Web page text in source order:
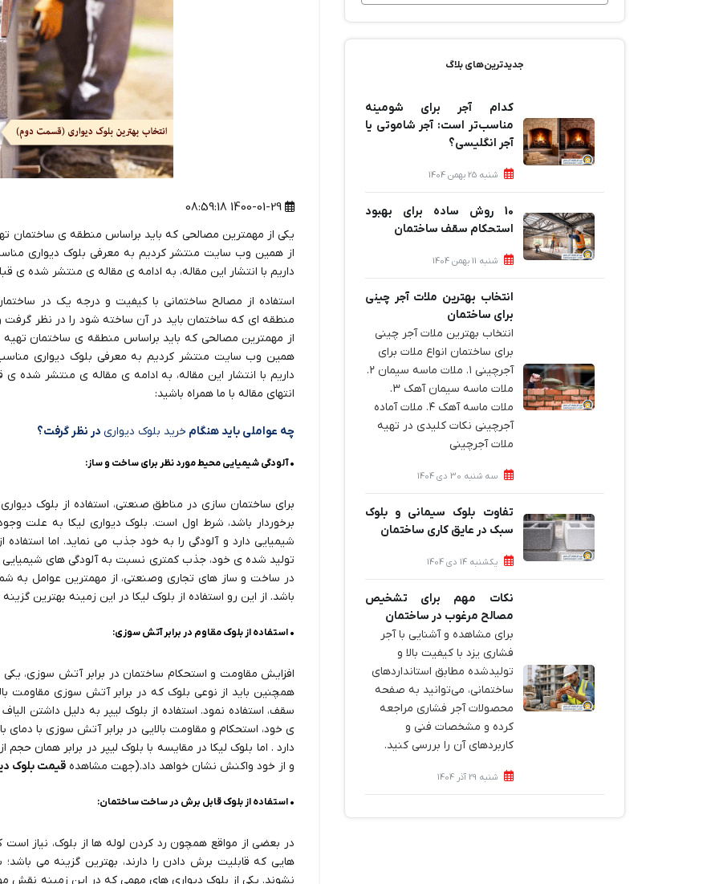
1400-01-29 08:59:18
یکی از مهمترین مصالحی که باید براساس منطقه ی ساختمان
از همین وب سایت منتشر کردیم به معرفی بلوک دیواری
داریم با انتشار این مقاله، به ادامه ی مقاله ی منتشر شده ی
استفاده از مصالح ساختمانی با کیفیت و درجه یک در
منطقه ای که ساختمان باید در آن ساخته شود را در نظر
از مهمترین مصالحی که باید براساس منطقه ی ساختمان تهیه
همین وب سایت منتشر کردیم به معرفی بلوک دیواری
داریم با انتشار این مقاله، به ادامه ی مقاله ی منتشر شده ی
انتهای مقاله با ما همراه باشید:
چه عواملی باید هنگام خرید بلوک دیواری در نظر گرفت؟
• آلودگی شیمیایی محیط مورد نظر برای ساخت و ساز:
برای ساختمان سازی در مناطق صنعتی، استفاده از بلوک دیواری
برخوردار باشد، شرط اول است. بلوک دیواری لیکا به علت
شیمیایی دارد و آلودگی را به خود جذب می نماید. اما استفاده
تولید شده ی خود، جذب کمتری نسبت به آلودگی های شیمیایی
در ساخت و ساز های تجاری وصنعتی، از مهمترین عوامل به
باشد. از این رو استفاده از بلوک لیکا در این زمینه بهترین
• استفاده از بلوک مقاوم در برابر آتش سوزی:
افزایش مقاومت و استحکام ساختمان در برابر آتش سوزی،
همچنین باید از نوعی بلوک که در برابر آتش سوزی مقاومت
سقف، استفاده نمود. استفاده از بلوک لیپر به دلیل داشتن
دارد . اما بلوک لیکا در مقایسه با بلوک لیپر در برابر
و از خود واکنش نشان خواهد داد.(جهت مشاهده قیمت بلوک
• استفاده از بلوک قابل برش در ساخت ساختمان:
در بعضی از مواقع همچون رد کردن لوله ها از بلوک، نیاز
هایی که قابلیت برش دادن را دارند، بهترین گزینه می
نشوند. یکی از بلوک دیواری های مهمی که در این زمینه نقش
جدیدترین‌های بلاگ
کدام آجر برای شومینه
مناسب‌تر است: آجر شاموتی یا
آجر انگلیسی؟
شنبه 25 بهمن 1404
10 روش ساده برای بهبود
استحکام سقف ساختمان
شنبه 11 بهمن 1404
انتخاب بهترین ملات آجر چینی
برای ساختمان‌
انتخاب بهترین ملات آجر چینی
برای ساختمان‌ انواع ملات برای
آجرچینی ۱. ملات ماسه سیمان ۲.
ملات ماسه سیمان آهک ۳.
ملات ماسه آهک ۴. ملات آماده
آجرچینی نکات کلیدی در تهیه
ملات آجرچینی
سه شنبه 30 دی 1404
تفاوت بلوک سیمانی و بلوک
سبک در عایق کاری ساختمان
یکشنبه 14 دی 1404
نکات مهم برای تشخیص
مصالح مرغوب در ساختمان
برای مشاهده و آشنایی با آجر
فشاری یزد با کیفیت بالا و
تولیدشده مطابق استانداردهای
ساختمانی، می‌توانید به صفحه
محصولات آجر فشاری مراجعه
کرده و مشخصات فنی و
کاربردهای آن را بررسی کنید.
شنبه 29 آذر 1404